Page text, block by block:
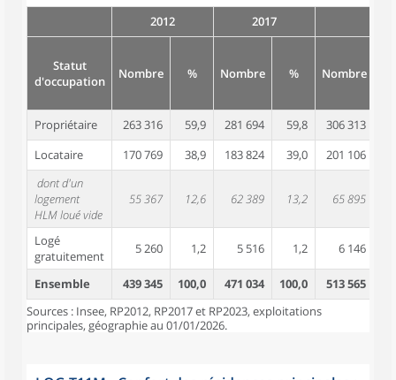
2012 2017
Statut
d'occupation
Nombre % Nombre % Nombre
Propriétaire 263 316 59,9 281 694 59,8 306 313
Locataire
170 769 38,9 183 824 39,0 201 106
dont d'un
logement
HLM loué vide
55 367 12,6 62 389 13,2 65 895
Logé
gratuitement
5 260 1,2 5 516 1,2 6 146
Ensemble 439 345 100,0 471 034 100,0 513 565
Sources : Insee, RP2012, RP2017 et RP2023, exploitations
principales, géographie au 01/01/2026.